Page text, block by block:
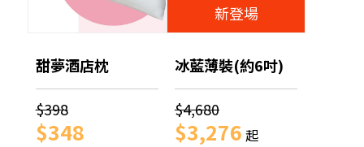
甜夢酒店枕
$398
$348
新登場
冰藍薄裝(約6吋)
$4,680
$3,276 起